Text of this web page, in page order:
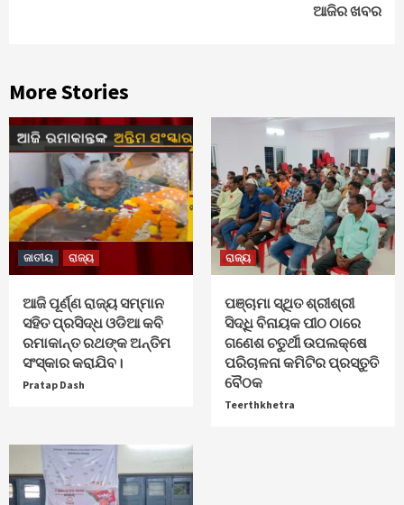
ଆଜିର ଖବର
More Stories
ଜାତୀୟ ରାଜ୍ୟ
ଆଜି ପୂର୍ଣ୍ଣ ରାଜ୍ୟ ସମ୍ମାନ
ସହିତ ପ୍ରସିଦ୍ଧ ଓଡିଆ କବି
ରମାକାନ୍ତ ରଥଙ୍କ ଅନ୍ତିମ
ସଂସ୍କାର କରାଯିବ।
Pratap Dash
ରାଜ୍ୟ
ପଞ୍ଚାମା ସ୍ଥିତ ଶ୍ରୀଶ୍ରୀ
ସିଦ୍ଧି ବିନାୟକ ପୀଠ ଠାରେ
ଗଣେଶ ଚତୁର୍ଥୀ ଉପଲକ୍ଷେ
ପରିଚାଳନା କମିଟିର ପ୍ରସ୍ତୁତି
ବୈଠକ
Teerthkhetra